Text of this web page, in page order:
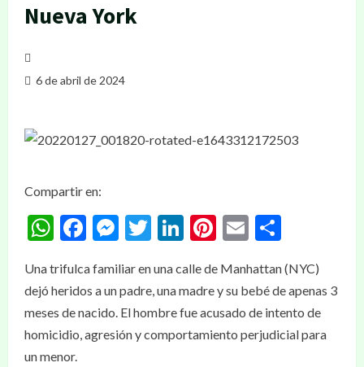
Nueva York
6 de abril de 2024
Compartir en:
WhatsApp
Facebook
Messenger
Twitter
LinkedIn
Pinterest
Email
Una trifulca familiar en una calle de Manhattan (NYC)
dejó heridos a un padre, una madre y su bebé de apenas 3
meses de nacido. El hombre fue acusado de intento de
homicidio, agresión y comportamiento perjudicial para
un menor.